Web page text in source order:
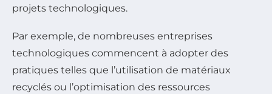
projets technologiques.
Par exemple, de nombreuses entreprises
technologiques commencent à adopter des
pratiques telles que l’utilisation de matériaux
recyclés ou l’optimisation des ressources